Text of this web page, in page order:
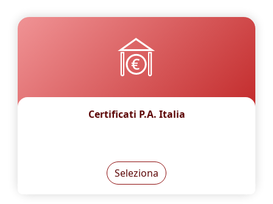
Certificati P.A. Italia
Seleziona